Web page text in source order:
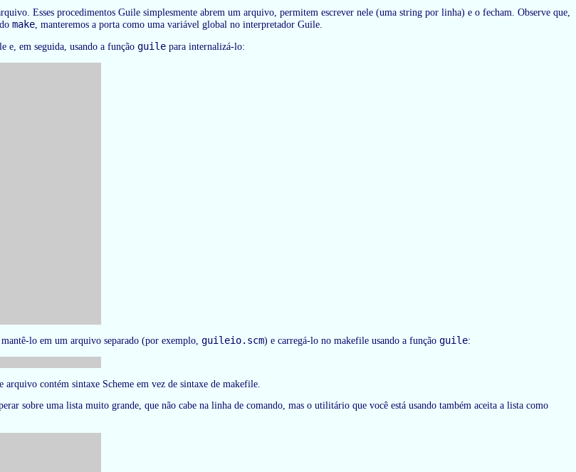
Esses procedimentos Guile simplesmente abrem um arquivo, permitem escrever nele (uma string por linha) e o fecham. Observe que,
make , manteremos a porta como uma variável global no interpretador Guile.
e, em seguida, usando a função guile para internalizá-lo:
lo em um arquivo separado (por exemplo, guileio.scm) e carregá-lo no makefile usando a função guile:
arquivo contém sintaxe Scheme em vez de sintaxe de makefile.
sobre uma lista muito grande, que não cabe na linha de comando, mas o utilitário que você está usando também aceita a lista como